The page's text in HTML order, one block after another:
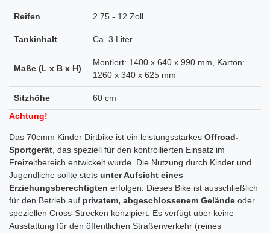
Reifen 2.75 - 12 Zoll
Tankinhalt Ca. 3 Liter
Maße (L x B x H)
Montiert: 1400 x 640 x 990 mm, Karton:
1260 x 340 x 625 mm
Sitzhöhe
60 cm
Achtung!
Das 70cmm Kinder Dirtbike ist ein leistungsstarkes Offroad-
Sportgerät , das speziell für den kontrollierten Einsatz im
Freizeitbereich entwickelt wurde. Die Nutzung durch Kinder und
Jugendliche sollte stets unter Aufsicht eines
Erziehungsberechtigten erfolgen. Dieses Bike ist ausschließlich
für den Betrieb auf privatem, abgeschlossenem Gelände oder
speziellen Cross-Strecken konzipiert. Es verfügt über keine
Ausstattung für den öffentlichen Straßenverkehr (reines